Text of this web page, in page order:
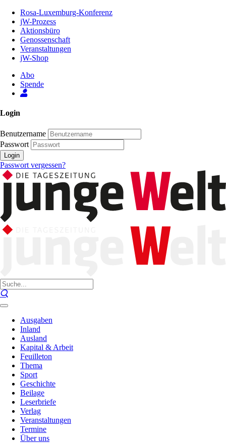
Inhalt
Seite
Rosa-Luxemburg-Konferenz
jW-Prozess
Aktionsbüro
Genossenschaft
Veranstaltungen
jW-Shop
Abo
Spende
Login
Benutzername
Passwort
Login
Passwort vergessen?
Ausgaben
Inland
Ausland
Kapital & Arbeit
Feuilleton
Thema
Sport
Geschichte
Beilage
Leserbriefe
Verlag
Veranstaltungen
Termine
Über uns